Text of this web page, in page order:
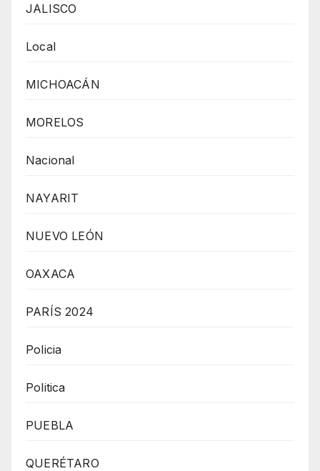
JALISCO
Local
MICHOACÁN
MORELOS
Nacional
NAYARIT
NUEVO LEÓN
OAXACA
PARÍS 2024
Policia
Politica
PUEBLA
QUERÉTARO